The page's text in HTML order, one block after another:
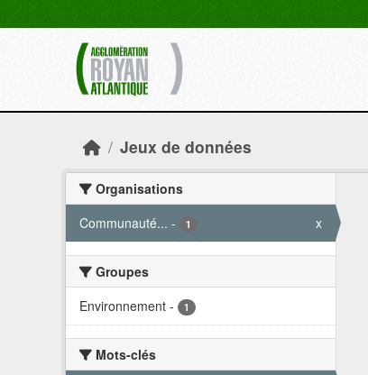
Jeux de données
Organisations
Communauté... - 1 x
Groupes
Environnement - 1
Mots-clés